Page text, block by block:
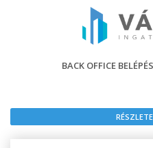
BACK OFFICE BELÉPÉS